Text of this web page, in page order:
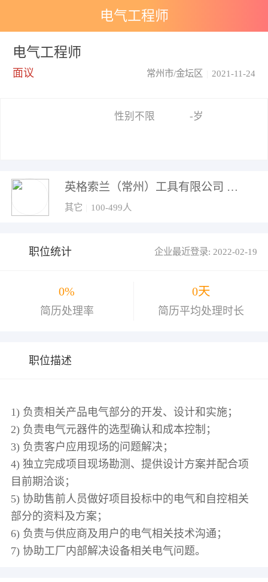
电气工程师
电气工程师
面议 2021-11-24
常州市/金坛区
性别不限 -岁
英格索兰（常州）工具有限公司
其它 100-499人
职位统计 企业最近登录: 2022-02-19
0%
简历处理率
0天
简历平均处理时长
职位描述
1) 负责相关产品电气部分的开发、设计和实施；
2) 负责电气元器件的选型确认和成本控制；
3) 负责客户应用现场的问题解决；
4) 独立完成项目现场勘测、提供设计方案并配合项
目前期洽谈；
5) 协助售前人员做好项目投标中的电气和自控相关
部分的资料及方案；
6) 负责与供应商及用户的电气相关技术沟通；